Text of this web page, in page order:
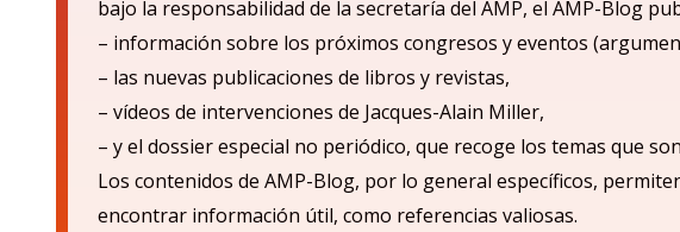
bajo la responsabilidad de la secretaría del AMP, el AMP-Blog
– información sobre los próximos congresos y eventos
– las nuevas publicaciones de libros y revistas,
– vídeos de intervenciones de Jacques-Alain Miller,
– y el dossier especial no periódico, que recoge los temas que
Los contenidos de AMP-Blog, por lo general específicos,
encontrar información útil, como referencias valiosas.